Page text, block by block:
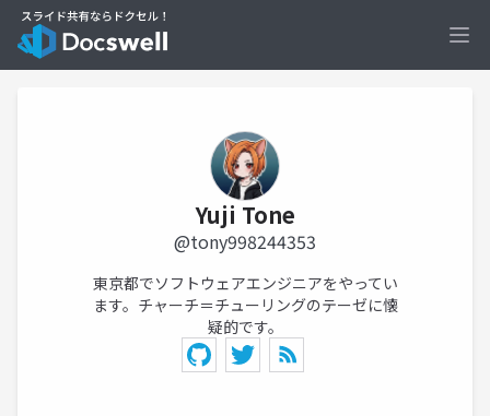
Yuji Tone
@tony998244353
東京都でソフトウェアエンジニアをやってい
ます。チャーチ＝チューリングのテーゼに懐
疑的です。